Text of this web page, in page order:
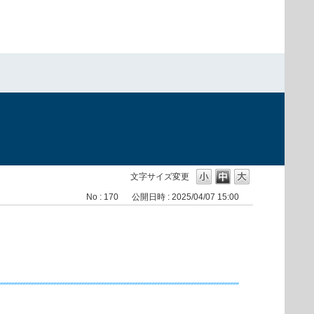
文字サイズ変更
No : 170 公開日時 : 2025/04/07 15:00